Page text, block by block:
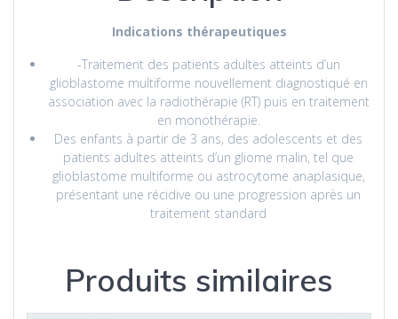
Indications thérapeutiques
-Traitement des patients adultes atteints d’un
glioblastome multiforme nouvellement diagnostiqué en
association avec la radiothérapie (RT) puis en traitement
en monothérapie.
Des enfants à partir de 3 ans, des adolescents et des
patients adultes atteints d’un gliome malin, tel que
glioblastome multiforme ou astrocytome anaplasique,
présentant une récidive ou une progression après un
traitement standard
Produits similaires